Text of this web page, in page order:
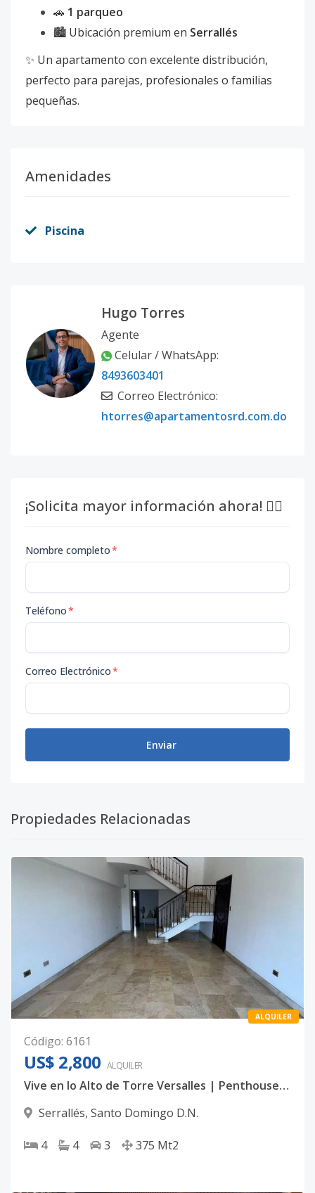
🚗 1 parqueo
🏙️ Ubicación premium en Serrallés
✨ Un apartamento con excelente distribución,
perfecto para parejas, profesionales o familias
pequeñas.
Amenidades
Piscina
Hugo Torres
Agente
Celular / WhatsApp:
8493603401
Correo Electrónico:
htorres@apartamentosrd.com.do
¡Solicita mayor información ahora! 👇🏽
Nombre completo*
Teléfono*
Correo Electrónico*
Enviar
Propiedades Relacionadas
ALQUILER
Código: 6161
US$ 2,800 ALQUILER
Vive en lo Alto de Torre Versalles | Penthouse con Jacuzzi y 3 Parqueos
Serrallés, Santo Domingo D.N.
4 4 3 375 Mt2